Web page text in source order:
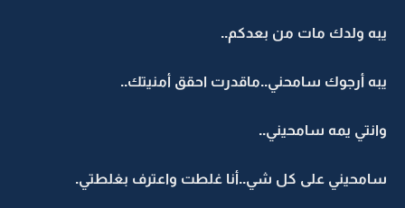
يبه ولدك مات من بعدكم..
يبه أرجوك سامحني..ماقدرت احقق أمنيتك..
وانتي يمه سامحيني..
سامحيني على كل شي..أنا غلطت واعترف بغلطتي.